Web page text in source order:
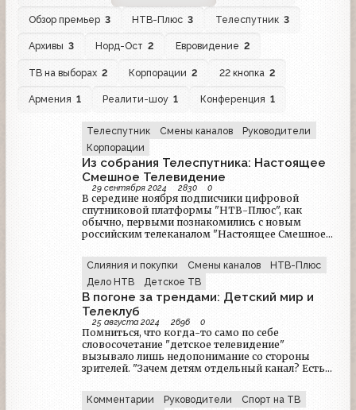
Обзор премьер 3 НТВ-Плюс 3 Телеспутник 3
Архивы 3 Норд-Ост 2 Евровидение 2
ТВ на выборах 2 Корпорации 2 22 кнопка 2
Армения 1 Реалити-шоу 1 Конференция 1
Телеспутник Смены каналов
Руководители
Корпорации
Из собрания Телеспутника: Настоящее
Смешное Телевидение
29 сентября 2024 2830 0
В середине ноября подписчики цифровой
спутниковой платформы "НТВ-Плюс", как
обычно, первыми познакомились с новым
российским телеканалом "Настоящее Смешное
развлекательного канала — только смешные,
веселые, остроумные сюжет, и ни слова о вещах
серьезных. Таким образом, отечественного
телевизионного контента стало больше.
Слияния и покупки Смены каналов
НТВ-Плюс
Дело НТВ
Детское ТВ
В погоне за трендами: Детский мир и
Телеклуб
25 августа 2024 2696 0
Помниться, что когда-то само по себе
словосочетание "детское телевидение"
вызывало лишь недопонимание со стороны
зрителей. "Зачем детям отдельный канал? Есть
при этом даже странно, что во времена
неразберихи, трэша, угара и содомии в России
Комментарии Руководители
Спорт на ТВ